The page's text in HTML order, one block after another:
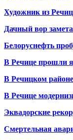
Художник из
Дачный вор
Белоруснефть
В Речице прошли
В Речицком
В Речице
Эквадорские
Смертельная